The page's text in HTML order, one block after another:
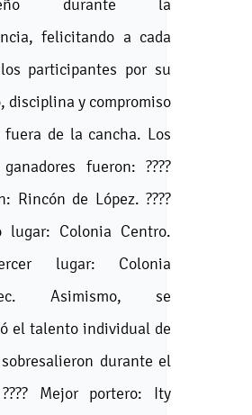
durante la
felicitando a cada
participantes por su
disciplina y compromiso
fuera de la cancha. Los
fueron: ????
Rincón de López. ????
lugar: Colonia Centro.
lugar: Colonia
Asimismo, se
el talento individual de
durante el
Mejor portero: Ity